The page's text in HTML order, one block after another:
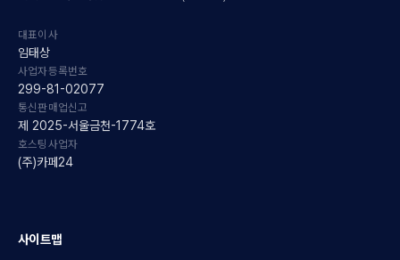
대표이사
임태상
사업자등록번호
299-81-02077
통신판매업신고
제 2025-서울금천-1774호
호스팅사업자
(주)카페24
사이트맵